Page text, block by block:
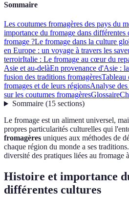
Sommaire
Les coutumes fromagères des pays du
importance du fromage dans différentes
fromage ?Le fromage dans la culture
en Europe : un voyage à travers les
terroirItalie : Le fromage au cœur du
Asie et au-delàEn provenance d'Asie :
fusion des traditions fromagèresTableau
fromages et de leurs régionsAnalyse des
sur les coutumes fromagèresGlossaire
Sommaire(15 sections)
Le fromage est un aliment universel,
propres particularités culturelles qui
fromagères uniques aux méthodes de
chaque région du monde a ses
diversité des pratiques liées au fromage
Histoire et importance
différentes cultures